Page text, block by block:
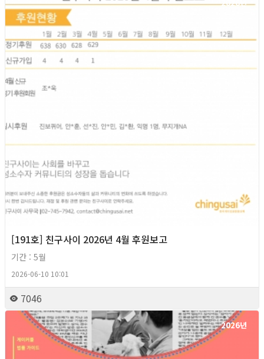
2026년
[191호] 친구사이 2026년 4월 후원보고
기간 : 5월
2026-06-10 10:01
7046
2026년